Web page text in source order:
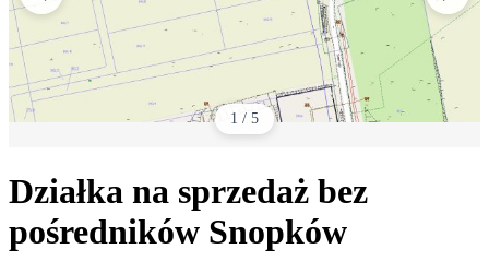
1 / 5
Działka na sprzedaż bez
pośredników Snopków